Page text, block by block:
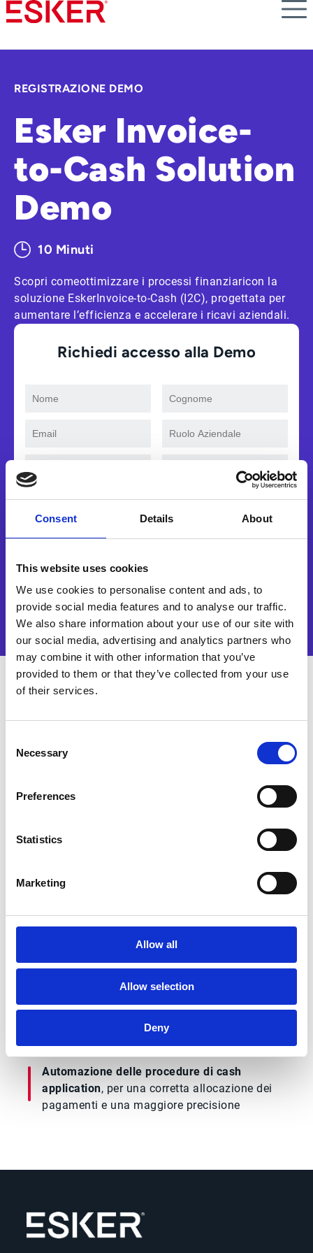
Consent Details About
This website uses cookies
We use cookies to personalise content and ads, to
provide social media features and to analyse our traffic.
We also share information about your use of our site with
our social media, advertising and analytics partners who
may combine it with other information that you’ve
provided to them or that they’ve collected from your use
of their services.
Selection
Necessary
Preferences
Statistics
Marketing
Allow all
Allow selection
Deny
Skip
to
content
REGISTRAZIONE DEMO
Esker Invoice-
to-Cash Solution
Demo
10 Minuti
Scopri comeottimizzare i processi finanziaricon la
soluzione EskerInvoice-to-Cash (I2C), progettata per
aumentare l’efficienza e accelerare i ricavi aziendali.
Richiedi accesso alla Demo
autorizzo il trattamento dei dati in conformità con i
termini della nostra
privacy policy .
Guarda ora
Guarda questa demo esclusiva per vedere in
azionela tecnologia AI-driven di Esker, che
grazie aautomazione intelligente, cashflow
più rapido e maggiore visibilitàsu tutto il
Gestione del credito completa
Elaborazione efficiente di pagamenti e
accurate
Automazione delle procedure di cash
application, per una corretta allocazione dei
pagamenti e una maggiore precisione